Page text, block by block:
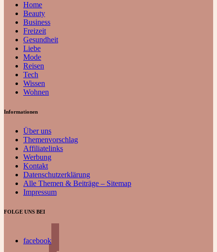
Home
Beauty
Business
Freizeit
Gesundheit
Liebe
Mode
Reisen
Tech
Wissen
Wohnen
Informationen
Über uns
Themenvorschlag
Affiliatelinks
Werbung
Kontakt
Datenschutzerklärung
Alle Themen & Beiträge – Sitemap
Impressum
FOLGE UNS BEI
facebook